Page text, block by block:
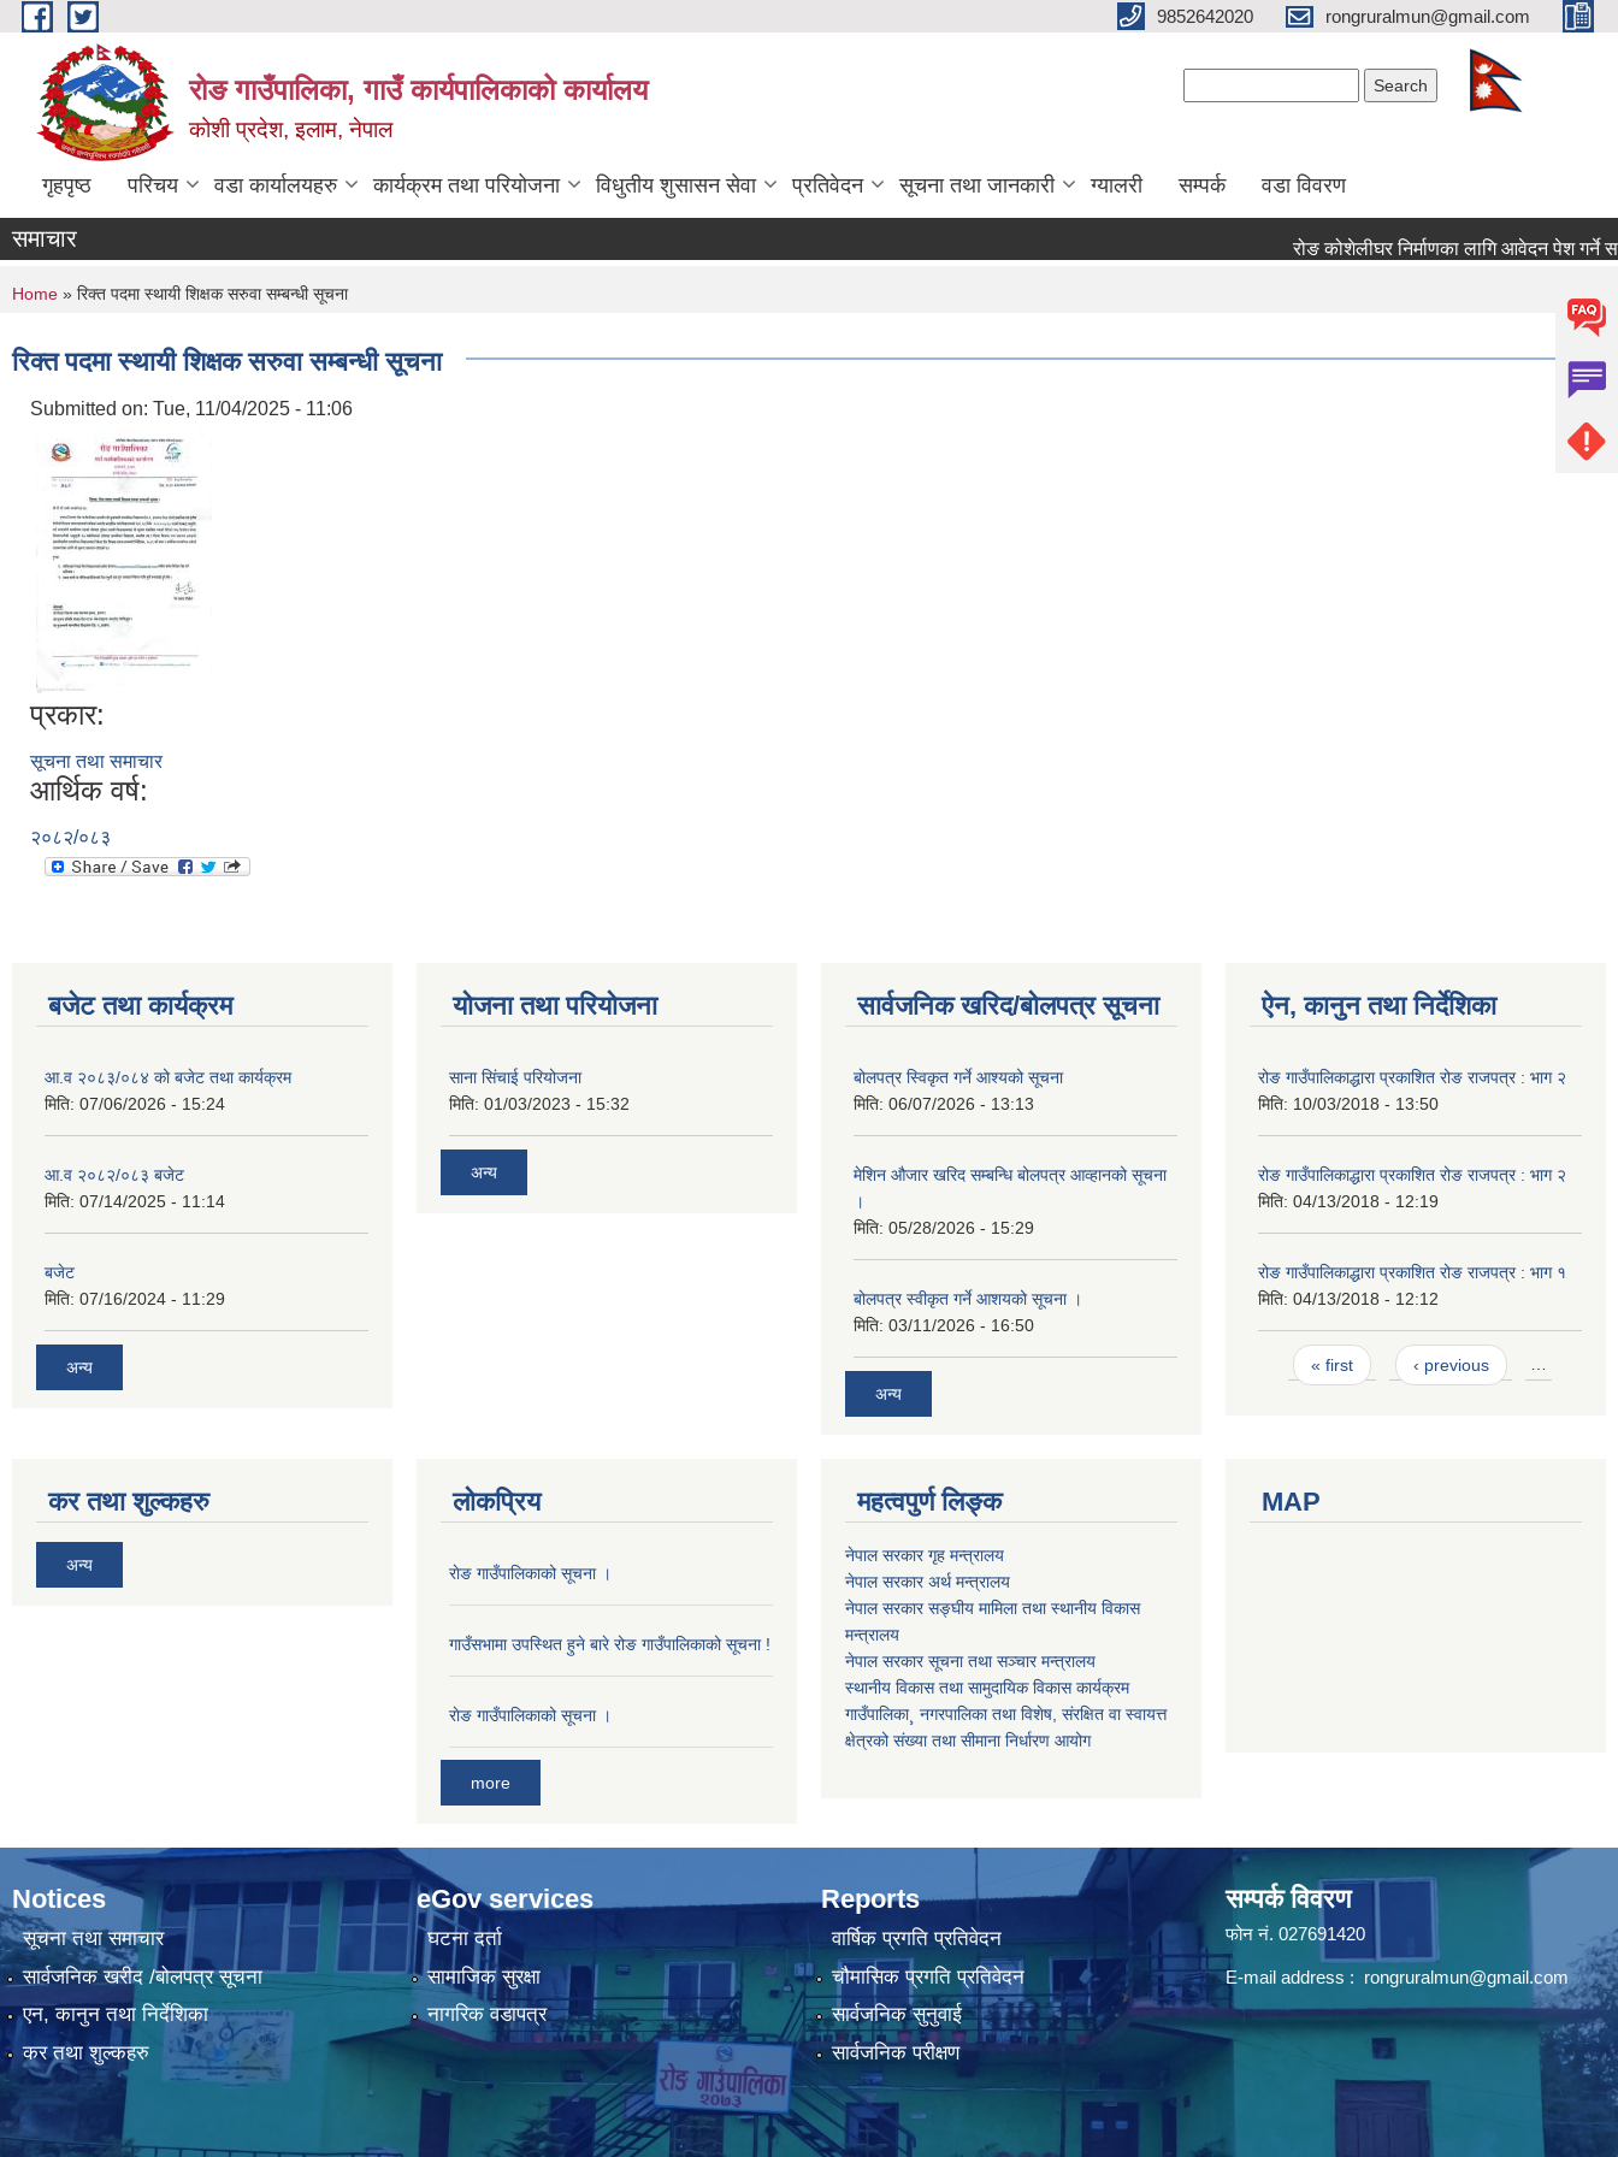
Skip to main content 9852642020 rongruralmun@gmail.com
रोङ गाउँपालिका, गाउँ कार्यपालिकाको कार्यालय
कोशी प्रदेश, इलाम, नेपाल
गृहपृष्ठ परिचय वडा कार्यालयहरु कार्यक्रम तथा परियोजना विधुतीय शुसासन सेवा प्रतिवेदन सूचना तथा जानकारी ग्यालरी सम्पर्क वडा विवरण
समाचार रोङ कोशेलीघर निर्माणका लागि आवेदन पेश गर्ने
You are here
Home » रिक्त पदमा स्थायी शिक्षक सरुवा सम्बन्धी सूचना
रिक्त पदमा स्थायी शिक्षक सरुवा सम्बन्धी सूचना
Submitted on: Tue, 11/04/2025 - 11:06
प्रकार:
सूचना तथा समाचार
आर्थिक वर्ष:
२०८२/०८३
बजेट तथा कार्यक्रम
आ.व २०८३/०८४ को बजेट तथा कार्यक्रम
मिति: 07/06/2026 - 15:24
आ.व २०८२/०८३ बजेट
मिति: 07/14/2025 - 11:14
बजेट
मिति: 07/16/2024 - 11:29
अन्य
योजना तथा परियोजना
साना सिंचाई परियोजना
मिति: 01/03/2023 - 15:32
अन्य
सार्वजनिक खरिद/बोलपत्र सूचना
बोलपत्र स्विकृत गर्ने आश्यको सूचना
मिति: 06/07/2026 - 13:13
मेशिन औजार खरिद सम्बन्धि बोलपत्र आव्हानको सूचना
।
मिति: 05/28/2026 - 15:29
बोलपत्र स्वीकृत गर्ने आशयको सूचना ।
मिति: 03/11/2026 - 16:50
अन्य
ऐन, कानुन तथा निर्देशिका
रोङ गाउँपालिकाद्धारा प्रकाशित रोङ राजपत्र : भाग २
मिति: 10/03/2018 - 13:50
रोङ गाउँपालिकाद्धारा प्रकाशित रोङ राजपत्र : भाग २
मिति: 04/13/2018 - 12:19
रोङ गाउँपालिकाद्धारा प्रकाशित रोङ राजपत्र : भाग १
मिति: 04/13/2018 - 12:12
Pages
« first ‹ previous …
कर तथा शुल्कहरु
अन्य
लोकप्रिय
राेङ गाउँपालिकाको सूचना ।
गाउँसभामा उपस्थित हुने बारे रोङ गाउँपालिकाको सूचना !
राेङ गाउँपालिकाको सूचना ।
more
महत्वपुर्ण लिङ्क
नेपाल सरकार गृह मन्त्रालय
नेपाल सरकार अर्थ मन्त्रालय
नेपाल सरकार सङ्घीय मामिला तथा स्थानीय विकास
मन्त्रालय
नेपाल सरकार सूचना तथा सञ्चार मन्त्रालय
स्थानीय विकास तथा सामुदायिक विकास कार्यक्रम
गाउँपालिका¸ नगरपालिका तथा विशेष, संरक्षित वा स्वायत्त
क्षेत्रको संख्या तथा सीमाना निर्धारण आयोग
MAP
Notices
सूचना तथा समाचार
सार्वजनिक खरीद /बोलपत्र सूचना
एन, कानुन तथा निर्देशिका
कर तथा शुल्कहरु
eGov services
घटना दर्ता
सामाजिक सुरक्षा
नागरिक वडापत्र
Reports
वार्षिक प्रगति प्रतिवेदन
चौमासिक प्रगति प्रतिवेदन
सार्वजनिक सुनुवाई
सार्वजनिक परीक्षण
सम्पर्क विवरण
फोन न‌ं. 027691420
E-mail address : rongruralmun@gmail.com